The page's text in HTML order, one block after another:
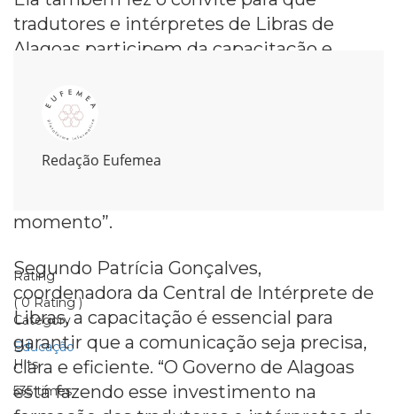
tradutores e intérpretes de Libras de
Alagoas participem da capacitação e
Alagoas em promover a inclusão e a
acessibilidade para todos. “Peço que todos
os profissionais que atuam na tradução e
interpretação da Libras nos 102
momento”.
Segundo Patrícia Gonçalves,
coordenadora da Central de Intérprete de
Libras, a capacitação é essencial para
garantir que a comunicação seja precisa,
clara e eficiente. “O Governo de Alagoas
está fazendo esse investimento na
Redação Eufemea
Rating
( 0 Rating )
Category
Educação
Hits
535 times